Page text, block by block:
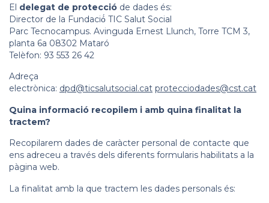
El delegat de protecció de dades és:
Director de la Fundació́ TIC Salut Social
Parc Tecnocampus. Avinguda Ernest Llunch, Torre TCM 3,
planta 6a 08302 Mataró
Telèfon: 93 553 26 42
Adreça
electrònica: dpd@ticsalutsocial.cat protecciodades@cst.cat
Quina informació recopilem i amb quina finalitat la
tractem?
Recopilarem dades de caràcter personal de contacte que
ens adreceu a través dels diferents formularis habilitats a la
pàgina web.
La finalitat amb la que tractem les dades personals és: